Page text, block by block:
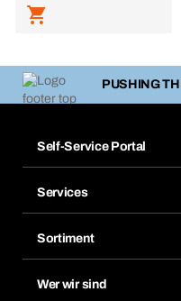
PUSHING
Self-Service Portal
Merklisten
Nachbestellungen
Abo-Funktion
Services
Chemical Safety Management
Sortiment
Wer wir sind